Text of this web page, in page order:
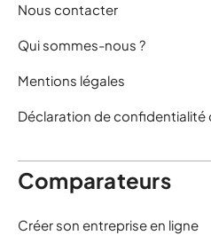
Nous contacter
Qui sommes-nous ?
Mentions légales
Déclaration de confidentialité
Comparateurs
Créer son entreprise en ligne